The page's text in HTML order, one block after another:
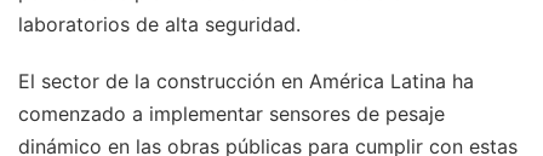
laboratorios de alta seguridad.
El sector de la construcción en América Latina ha
comenzado a implementar sensores de pesaje
dinámico en las obras públicas para cumplir con estas